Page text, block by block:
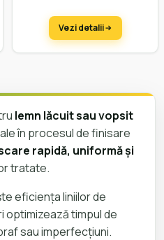
Vezi detalii
lemn lăcuit sau vopsit
în procesul de finisare
rapidă, uniformă și
tratate.
eficiența liniilor de
timpul de
sau imperfecțiuni.